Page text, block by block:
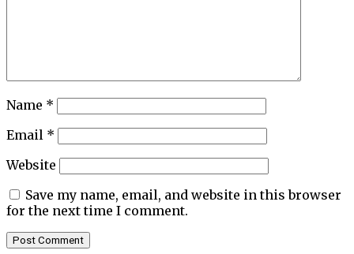
Name *
Email *
Website
Save my name, email, and website in this browser
for the next time I comment.